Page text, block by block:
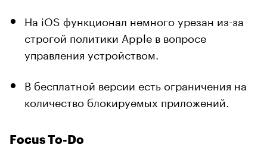
На iOS функционал немного урезан из-за
строгой политики Apple в вопросе
управления устройством.
В бесплатной версии есть ограничения на
количество блокируемых приложений.
Focus To-Do